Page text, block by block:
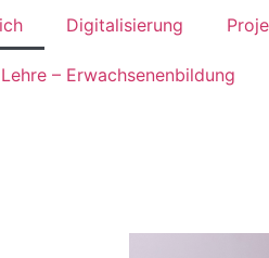
Digitalisierung
Lehre – Erwachsenenbildung